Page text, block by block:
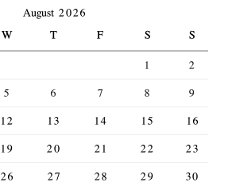
August 2026
W T F S
S
1
2
5 6 7 8
9
12 13 14 15
16
19 20 21 22
23
26 27 28 29
30